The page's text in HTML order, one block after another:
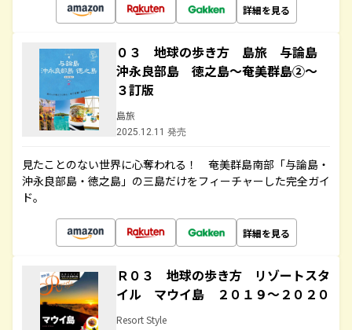
詳細を見る
０３ 地球の歩き方 島旅 与論島
沖永良部島 徳之島～奄美群島②～
３訂版
島旅
2025.12.11 発売
見たことのない世界に心奪われる！ 奄美群島南部「与論島・
沖永良部島・徳之島」の三島だけをフィーチャーした完全ガイ
ド。
詳細を見る
Ｒ０３ 地球の歩き方 リゾートスタ
イル マウイ島 ２０１９～２０２０
Resort Style